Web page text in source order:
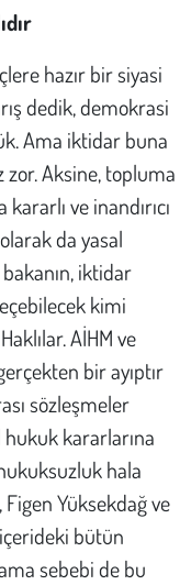
hazır bir siyasi
dedik, demokrasi
Ama iktidar buna
Aksine, topluma
ve inandırıcı
da yasal
iktidar
kimi
AİHM ve
bir ayıptır
sözleşmeler
kararlarına
hala
Yüksekdağ ve
bütün
sebebi de bu